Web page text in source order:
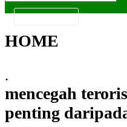
KATEGORI
HOME
.
mencegah
penting